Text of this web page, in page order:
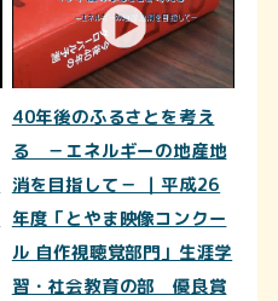
40年後のふるさとを考え
る －エネルギーの地産地
消を目指して－ ｜平成26
年度「とやま映像コンクー
ル 自作視聴覚部門」生涯学
習・社会教育の部 優良賞